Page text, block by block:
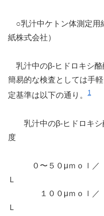
○乳汁中ケトン体測定用
紙株式会社）
乳汁中のβ-ヒドロキシ酪
簡易的な検査としては手
定基準は以下の通り。
1
乳汁中のβ-ヒドロキシ
度 判定
０〜５０μｍｏｌ／
Ｌ 正
１００μｍｏｌ／
Ｌ 擬陽